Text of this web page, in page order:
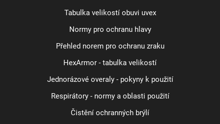
Tabulka velikostí obuvi uvex
Normy pro ochranu hlavy
Přehled norem pro ochranu zraku
HexArmor - tabulka velikostí
Jednorázové overaly - pokyny k použití
Respirátory - normy a oblasti použití
Čistění ochranných brýlí